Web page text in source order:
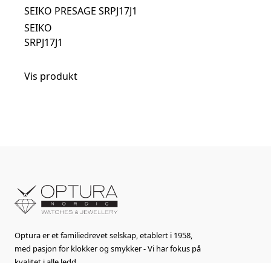
SEIKO PRESAGE SRPJ17J1
SEIKO
SRPJ17J1
Vis produkt
Optura er et familiedrevet selskap, etablert i 1958,
med pasjon for klokker og smykker - Vi har fokus på